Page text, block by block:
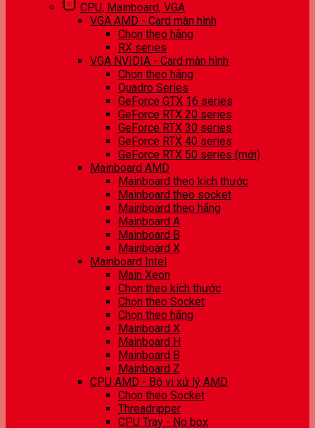
CPU, Mainboard, VGA
VGA AMD - Card màn hình
Chọn theo hãng
RX series
VGA NVIDIA - Card màn hình
Chọn theo hãng
Quadro Series
GeForce GTX 16 series
GeForce RTX 20 series
GeForce RTX 30 series
GeForce RTX 40 series
GeForce RTX 50 series (mới)
Mainboard AMD
Mainboard theo kích thước
Mainboard theo socket
Mainboard theo hãng
Mainboard A
Mainboard B
Mainboard X
Mainboard Intel
Main Xeon
Chọn theo kích thước
Chọn theo Socket
Chọn theo hãng
Mainboard X
Mainboard H
Mainboard B
Mainboard Z
CPU AMD - Bộ vi xử lý AMD
Chọn theo Socket
Threadripper
CPU Tray - No box